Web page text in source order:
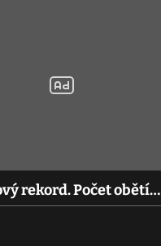
rekord. Počet obětí…